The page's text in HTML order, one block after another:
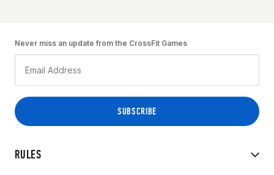
RULES
Never miss an update from the CrossFit Games